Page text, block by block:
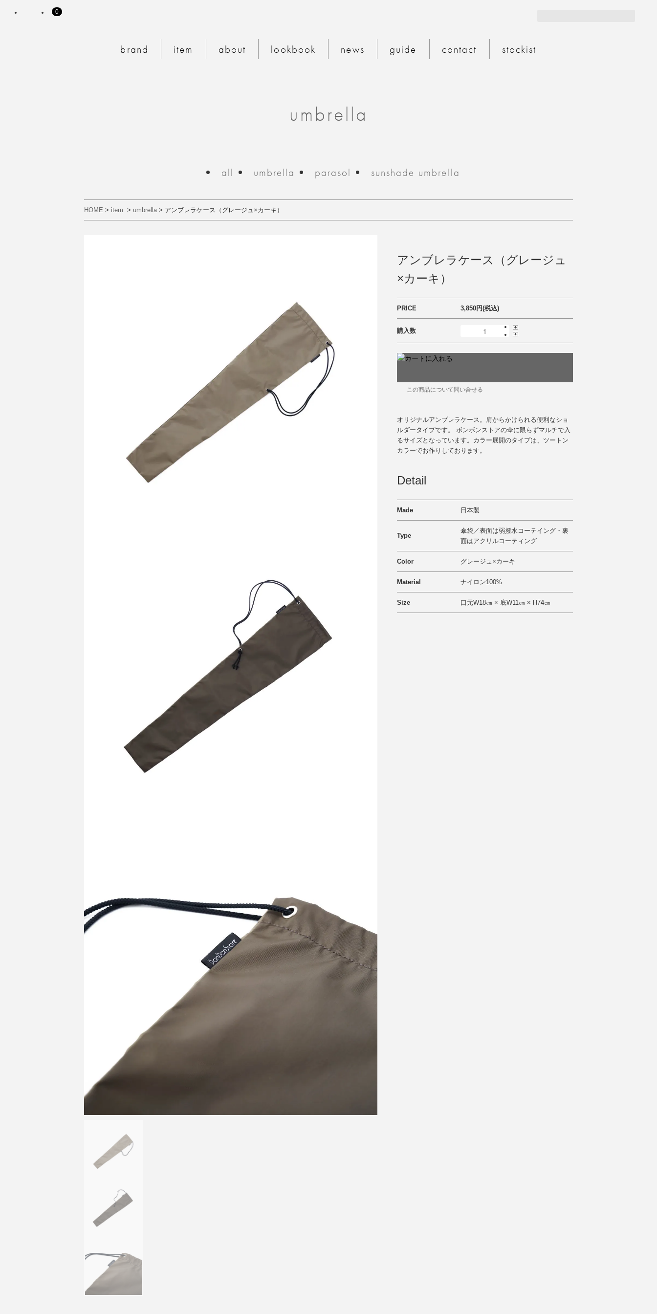
brand item about lookbook news guide contact stockist
MY PAGE
0
umbrella
all umbrella parasol sunshade umbrella
HOME > item > umbrella> アンブレラケース（グレージュ×カーキ）
アンブレラケース（グレージュ
×カーキ）
PRICE 3,850円(税込)
購入数
この商品について問い合せる
オリジナルアンブレラケース。肩からかけられる便利なショ
ルダータイプです。 ボンボンストアの傘に限らずマルチで入
るサイズとなっています。カラー展開のタイプは、ツートン
カラーでお作りしております。
Detail
Made 日本製
Type
傘袋／表面は弱撥水コーテイング・裏
面はアクリルコーティング
Color グレージュ×カーキ
Material ナイロン100%
Size 口元W18㎝ × 底W11㎝ × H74㎝